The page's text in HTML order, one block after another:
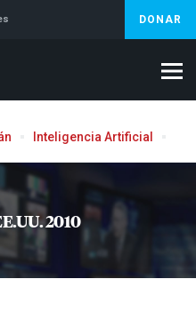
DONAR
Inteligencia Artificial
2010